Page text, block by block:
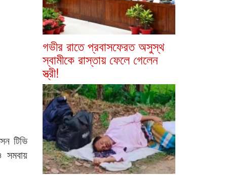
টিভি
সমবায়
গভীর রাতে প্রবাসফেরত অসুস্থ
স্বামীকে রাস্তায় ফেলে গেলেন
স্ত্রী!